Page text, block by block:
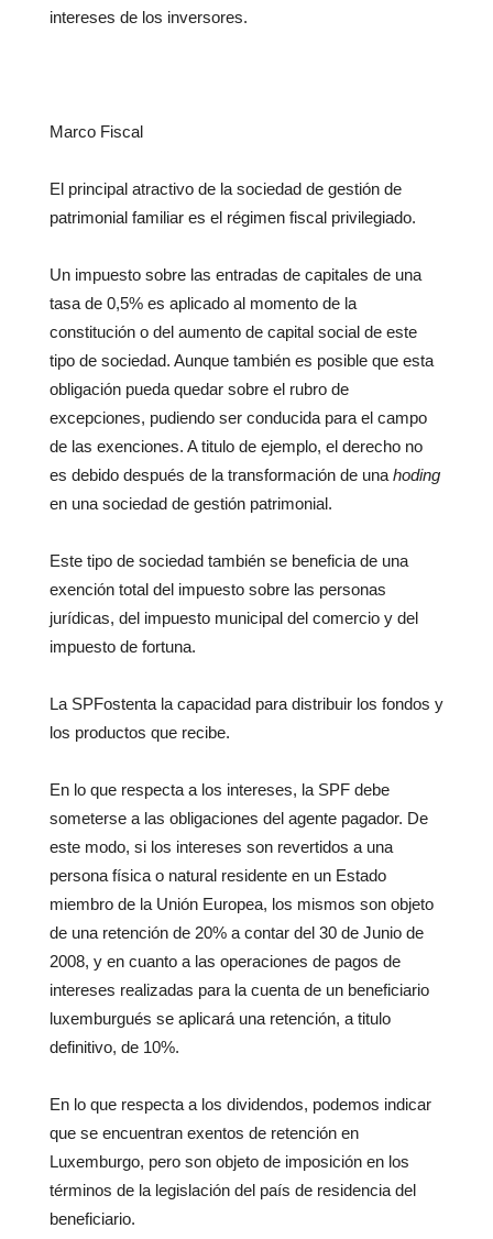
intereses de los inversores.
Marco Fiscal
El principal atractivo de la sociedad de gestión de
patrimonial familiar es el régimen fiscal privilegiado.
Un impuesto sobre las entradas de capitales de una
tasa de 0,5% es aplicado al momento de la
constitución o del aumento de capital social de este
tipo de sociedad. Aunque también es posible que esta
obligación pueda quedar sobre el rubro de
excepciones, pudiendo ser conducida para el campo
de las exenciones. A titulo de ejemplo, el derecho no
es debido después de la transformación de una hoding
en una sociedad de gestión patrimonial.
Este tipo de sociedad también se beneficia de una
exención total del impuesto sobre las personas
jurídicas, del impuesto municipal del comercio y del
impuesto de fortuna.
La SPFostenta la capacidad para distribuir los fondos y
los productos que recibe.
En lo que respecta a los intereses, la SPF debe
someterse a las obligaciones del agente pagador. De
este modo, si los intereses son revertidos a una
persona física o natural residente en un Estado
miembro de la Unión Europea, los mismos son objeto
de una retención de 20% a contar del 30 de Junio de
2008, y en cuanto a las operaciones de pagos de
intereses realizadas para la cuenta de un beneficiario
luxemburgués se aplicará una retención, a titulo
definitivo, de 10%.
En lo que respecta a los dividendos, podemos indicar
que se encuentran exentos de retención en
Luxemburgo, pero son objeto de imposición en los
términos de la legislación del país de residencia del
beneficiario.